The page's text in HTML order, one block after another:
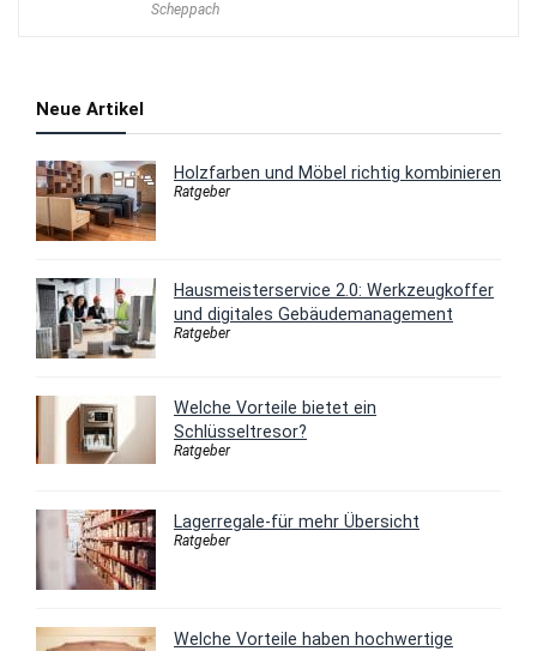
Scheppach
Neue Artikel
Holzfarben und Möbel richtig kombinieren
Ratgeber
Hausmeisterservice 2.0: Werkzeugkoffer
und digitales Gebäudemanagement
Ratgeber
Welche Vorteile bietet ein
Schlüsseltresor?
Ratgeber
Lagerregale-für mehr Übersicht
Ratgeber
Welche Vorteile haben hochwertige